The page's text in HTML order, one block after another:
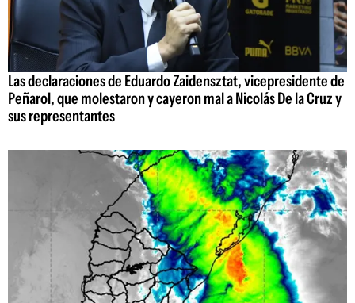
Las declaraciones de Eduardo Zaidensztat, vicepresidente de
Peñarol, que molestaron y cayeron mal a Nicolás De la Cruz y
sus representantes